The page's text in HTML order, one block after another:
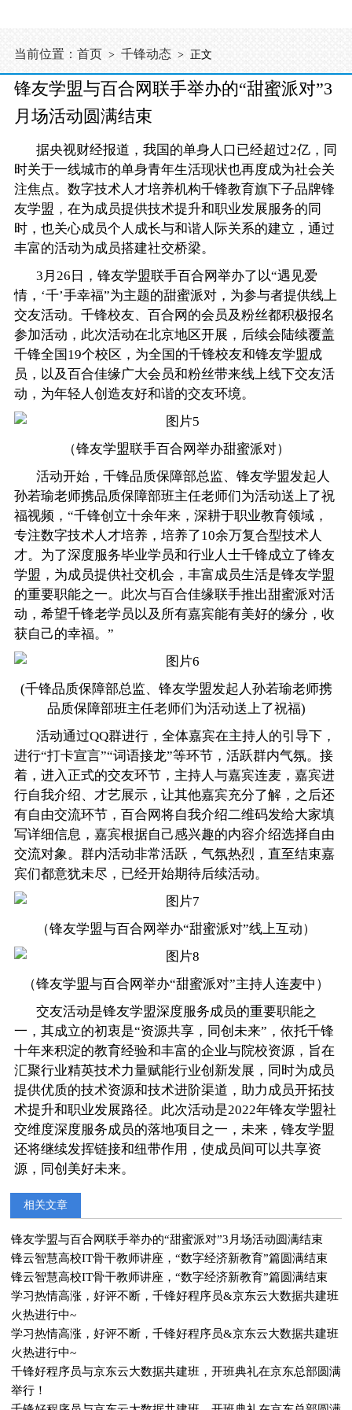
当前位置： 首页 > 千锋动态 > 正文
锋友学盟与百合网联手举办的“甜蜜派对”3
月场活动圆满结束
据央视财经报道，我国的单身人口已经超过2亿，同
时关于一线城市的单身青年生活现状也再度成为社会关
注焦点。数字技术人才培养机构千锋教育旗下子品牌锋
友学盟，在为成员提供技术提升和职业发展服务的同
时，也关心成员个人成长与和谐人际关系的建立，通过
丰富的活动为成员搭建社交桥梁。
3月26日，锋友学盟联手百合网举办了以“遇见爱
情，‘千’手幸福”为主题的甜蜜派对，为参与者提供线上
交友活动。千锋校友、百合网的会员及粉丝都积极报名
参加活动，此次活动在北京地区开展，后续会陆续覆盖
千锋全国19个校区，为全国的千锋校友和锋友学盟成
员，以及百合佳缘广大会员和粉丝带来线上线下交友活
动，为年轻人创造友好和谐的交友环境。
（锋友学盟联手百合网举办甜蜜派对）
活动开始，千锋品质保障部总监、锋友学盟发起人
孙若瑜老师携品质保障部班主任老师们为活动送上了祝
福视频，“千锋创立十余年来，深耕于职业教育领域，
专注数字技术人才培养，培养了10余万复合型技术人
才。为了深度服务毕业学员和行业人士千锋成立了锋友
学盟，为成员提供社交机会，丰富成员生活是锋友学盟
的重要职能之一。此次与百合佳缘联手推出甜蜜派对活
动，希望千锋老学员以及所有嘉宾能有美好的缘分，收
获自己的幸福。”
(千锋品质保障部总监、锋友学盟发起人孙若瑜老师携
品质保障部班主任老师们为活动送上了祝福)
活动通过QQ群进行，全体嘉宾在主持人的引导下，
进行“打卡宣言”“词语接龙”等环节，活跃群内气氛。接
着，进入正式的交友环节，主持人与嘉宾连麦，嘉宾进
行自我介绍、才艺展示，让其他嘉宾充分了解，之后还
有自由交流环节，百合网将自我介绍二维码发给大家填
写详细信息，嘉宾根据自己感兴趣的内容介绍选择自由
交流对象。群内活动非常活跃，气氛热烈，直至结束嘉
宾们都意犹未尽，已经开始期待后续活动。
（锋友学盟与百合网举办“甜蜜派对”线上互动）
（锋友学盟与百合网举办“甜蜜派对”主持人连麦中）
交友活动是锋友学盟深度服务成员的重要职能之
一，其成立的初衷是“资源共享，同创未来”，依托千锋
十年来积淀的教育经验和丰富的企业与院校资源，旨在
汇聚行业精英技术力量赋能行业创新发展，同时为成员
提供优质的技术资源和技术进阶渠道，助力成员开拓技
术提升和职业发展路径。此次活动是2022年锋友学盟社
交维度深度服务成员的落地项目之一，未来，锋友学盟
还将继续发挥链接和纽带作用，使成员间可以共享资
源，同创美好未来。
相关文章
锋友学盟与百合网联手举办的“甜蜜派对”3月场活动圆满结束
锋云智慧高校IT骨干教师讲座，“数字经济新教育”篇圆满结束
锋云智慧高校IT骨干教师讲座，“数字经济新教育”篇圆满结束
学习热情高涨，好评不断，千锋好程序员&京东云大数据共建班
火热进行中~
学习热情高涨，好评不断，千锋好程序员&京东云大数据共建班
火热进行中~
千锋好程序员与京东云大数据共建班，开班典礼在京东总部圆满
举行！